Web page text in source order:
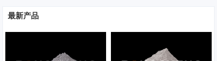
最新产品